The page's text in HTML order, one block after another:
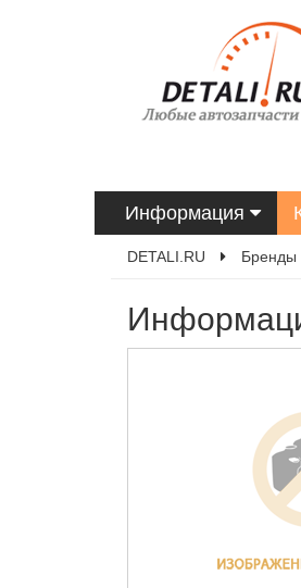
Информация
DETALI.RU Бренды